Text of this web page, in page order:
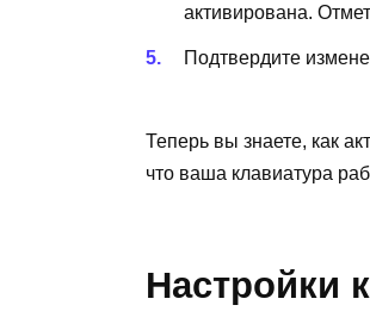
активирована.
Подтвердите
Теперь вы знаете, как
что ваша клавиатура
Настройки